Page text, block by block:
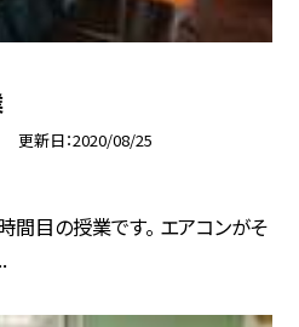
更新日 2020/08/25
間目の授業です。 エアコンがそ